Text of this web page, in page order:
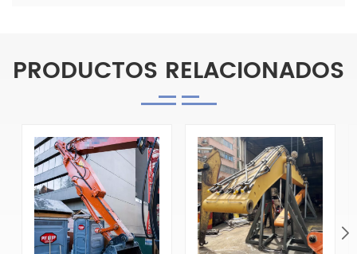
PRODUCTOS RELACIONADOS